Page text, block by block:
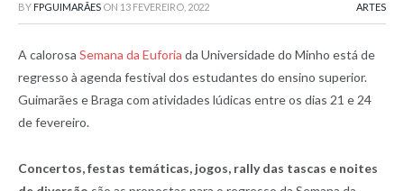
BY FPGUIMARÃES ON 13 FEVEREIRO, 2022 ARTES
A calorosa Semana da Euforia da Universidade do Minho está de
regresso à agenda festival dos estudantes do ensino superior.
Guimarães e Braga com atividades lúdicas entre os dias 21 e 24
de fevereiro.
Concertos, festas temáticas, jogos, rally das tascas e noites